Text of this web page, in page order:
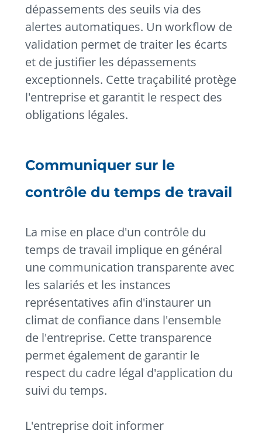
dépassements des seuils via des
alertes automatiques. Un workflow de
validation permet de traiter les écarts
et de justifier les dépassements
exceptionnels. Cette traçabilité protège
l'entreprise et garantit le respect des
obligations légales.
Communiquer sur le
contrôle du temps de travail
La mise en place d'un contrôle du
temps de travail implique en général
une communication transparente avec
les salariés et les instances
représentatives afin d'instaurer un
climat de confiance dans l'ensemble
de l'entreprise. Cette transparence
permet également de garantir le
respect du cadre légal d'application du
suivi du temps.
L'entreprise doit informer